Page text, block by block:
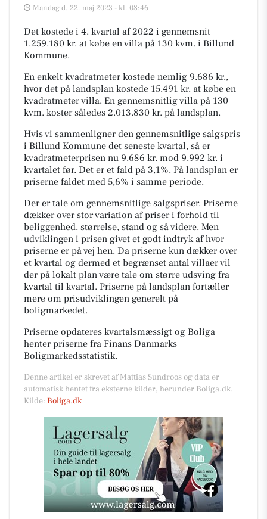
Mandag d. 22. maj 2023 - kl. 08:46
Det kostede i 4. kvartal af 2022 i gennemsnit
1.259.180 kr. at købe en villa på 130 kvm. i Billund
Kommune.
En enkelt kvadratmeter kostede nemlig 9.686 kr.,
hvor det på landsplan kostede 15.491 kr. at købe en
kvadratmeter villa. En gennemsnitlig villa på 130
kvm. koster således 2.013.830 kr. på landsplan.
Hvis vi sammenligner den gennemsnitlige salgspris
i Billund Kommune det seneste kvartal, så er
kvadratmeterprisen nu 9.686 kr. mod 9.992 kr. i
kvartalet før. Det er et fald på 3,1%. På landsplan er
priserne faldet med 5,6% i samme periode.
Der er tale om gennemsnitlige salgspriser. Priserne
dækker over stor variation af priser i forhold til
beliggenhed, størrelse, stand og så videre. Men
udviklingen i prisen givet et godt indtryk af hvor
priserne er på vej hen. Da priserne kun dækker over
et kvartal og dermed et begrænset antal villaer vil
der på lokalt plan være tale om større udsving fra
kvartal til kvartal. Priserne på landsplan fortæller
mere om prisudviklingen generelt på
boligmarkedet.
Priserne opdateres kvartalsmæssigt og Boliga
henter priserne fra Finans Danmarks
Boligmarkedsstatistik.
Denne artikel er skrevet af Mattias Sundroos og data er
automatisk hentet fra eksterne kilder, herunder Boliga.dk.
Kilde: Boliga.dk